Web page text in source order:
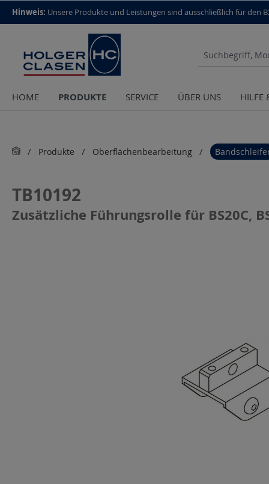
top scroll helper
Hinweis: Unsere Produkte und Leistungen sind aus­schließlich für den
HOME PRODUKTE SERVICE ÜBER UNS HILFE
Produkte Oberflächenbearbeitung
TB10192
Zusätzliche Führungsrolle für BS20C,